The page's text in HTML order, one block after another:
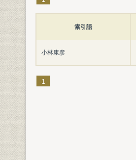
索引語
小林康彦
1